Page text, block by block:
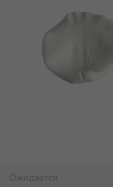
Ожидается